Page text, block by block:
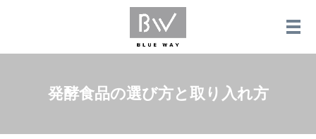
メ
発酵食品の選び方と取り入れ方